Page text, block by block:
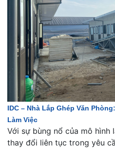
IDC – Nhà Lắp Ghép Văn
Làm Việc
Với sự bùng nổ của mô hình
thay đổi liên tục trong yêu